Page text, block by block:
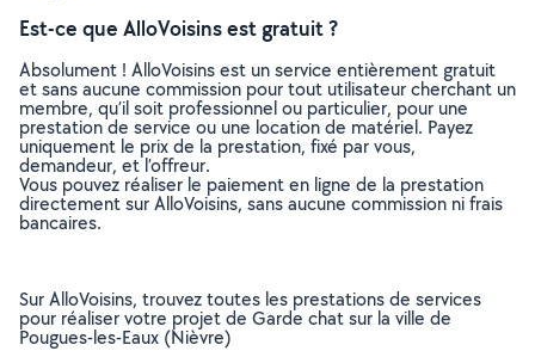
Est-ce que AlloVoisins est gratuit ?
Absolument ! AlloVoisins est un service entièrement gratuit
et sans aucune commission pour tout utilisateur cherchant un
membre, qu’il soit professionnel ou particulier, pour une
prestation de service ou une location de matériel. Payez
uniquement le prix de la prestation, fixé par vous,
demandeur, et l’offreur.
Vous pouvez réaliser le paiement en ligne de la prestation
directement sur AlloVoisins, sans aucune commission ni frais
bancaires.
Sur AlloVoisins, trouvez toutes les prestations de services
pour réaliser votre projet de Garde chat sur la ville de
Pougues-les-Eaux (Nièvre)